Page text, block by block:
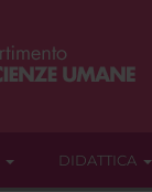
DIDATTICA